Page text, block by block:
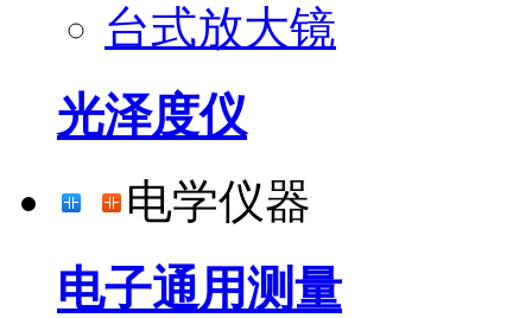
台式放大镜
光泽度仪
电学仪器
电子通用测量